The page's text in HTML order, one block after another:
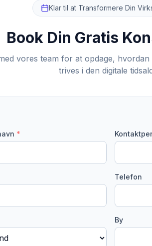
Klar til at Transformere Din
Book Din Gratis
vores team for at opdage,
trives i den digitale
*
Telefon
By